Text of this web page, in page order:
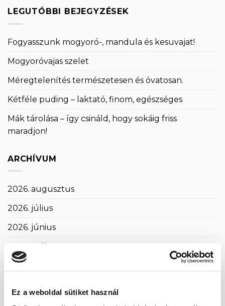
Ez a weboldal sütiket használ
LEGUTÓBBI BEJEGYZÉSEK
Fogyasszunk mogyoró-, mandula és kesuvajat!
Mogyoróvajas szelet
Méregtelenítés természetesen és óvatosan.
Kétféle puding – laktató, finom, egészséges
Mák tárolása – így csináld, hogy sokáig friss
maradjon!
ARCHÍVUM
2026. augusztus
2026. július
2026. június
2026. május
2026. április
2026. február